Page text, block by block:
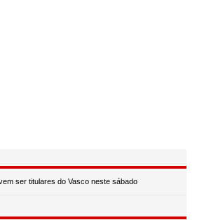
ser titulares do Vasco neste sábado